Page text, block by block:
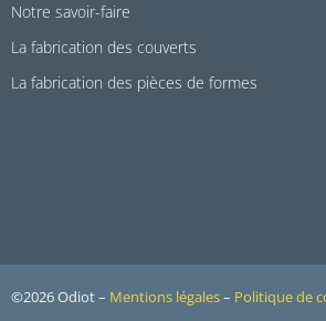
Notre savoir-faire
La fabrication des couverts
La fabrication des pièces de formes
©2026 Odiot – Mentions légales– Politique de